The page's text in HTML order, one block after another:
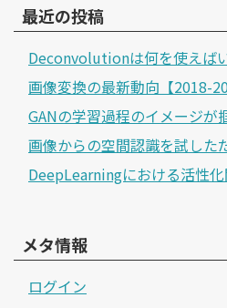
最近の投稿
Deconvolutionは何を使えば
画像変換の最新動向【2018-
GANの学習過程のイメージが
画像からの空間認識を試した
DeepLearningにおける活性
メタ情報
ログイン